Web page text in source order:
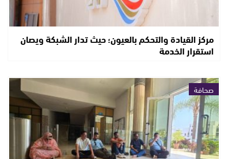
مركز القيادة والتحكم بالعيون؛ حيث تدار الشبكة ويصان
استقرار الخدمة
صحافة